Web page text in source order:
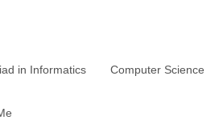
in Informatics Computer Science